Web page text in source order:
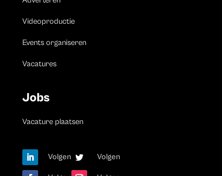
Videoproductie
Events organiseren
Vacatures
Jobs
Vacature plaatsen
Volgen Volgen